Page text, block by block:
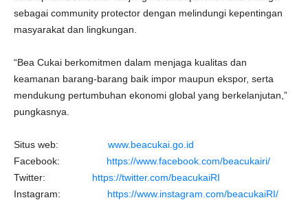
sebagai community protector dengan melindungi kepentingan
masyarakat dan lingkungan.
“Bea Cukai berkomitmen dalam menjaga kualitas dan
keamanan barang-barang baik impor maupun ekspor, serta
mendukung pertumbuhan ekonomi global yang berkelanjutan,”
pungkasnya.
Situs web: www.beacukai.go.id
Facebook: https://www.facebook.com/beacukairi/
Twitter: https://twitter.com/beacukaiRI
Instagram: https://www.instagram.com/beacukaiRI/